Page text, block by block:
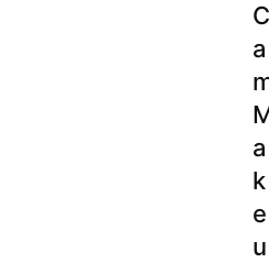
C
a
a
k
e
u